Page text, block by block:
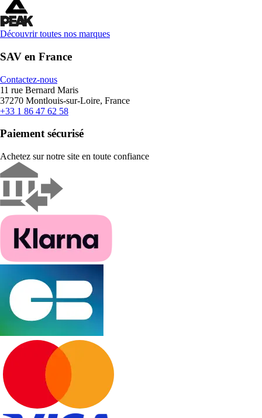
Découvrir toutes nos marques
SAV en France
Contactez-nous
11 rue Bernard Maris
37270 Montlouis-sur-Loire, France
+33 1 86 47 62 58
Paiement sécurisé
Achetez sur notre site en toute confiance